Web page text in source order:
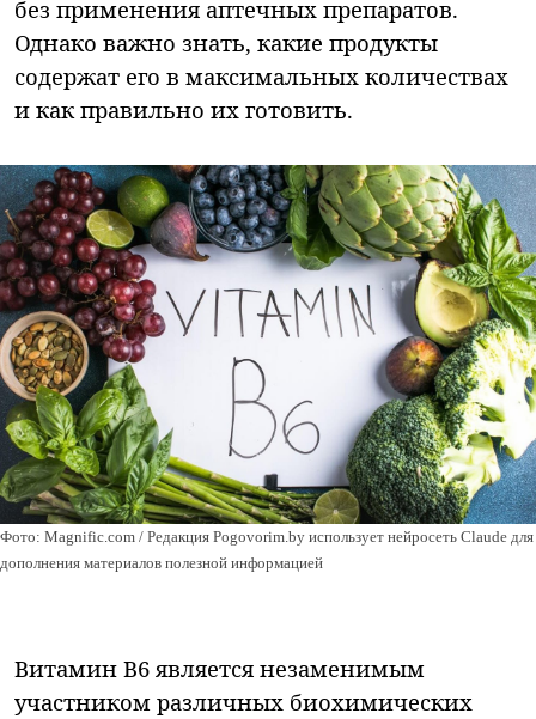
без применения аптечных препаратов.
Однако важно знать, какие продукты
содержат его в максимальных количествах
и как правильно их готовить.
Фото: Magnific.com / Редакция Pogovorim.by использует нейросеть Claude для
дополнения материалов полезной информацией
Витамин В6 является незаменимым
участником различных биохимических